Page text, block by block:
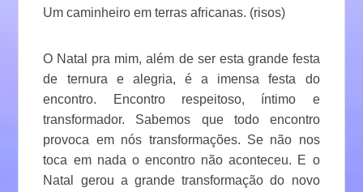
Um caminheiro em terras africanas. (risos)
O Natal pra mim, além de ser esta grande festa
de ternura e alegria, é a imensa festa do
encontro. Encontro respeitoso, íntimo e
transformador. Sabemos que todo encontro
provoca em nós transformações. Se não nos
toca em nada o encontro não aconteceu. E o
Natal gerou a grande transformação do novo